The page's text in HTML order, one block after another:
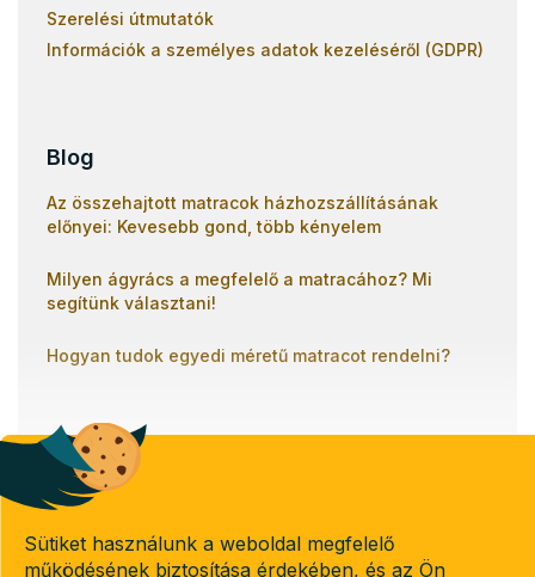
Sütiket használunk a weboldal megfelelő
működésének biztosítása érdekében, és az Ön
Szerelési útmutatók
Információk a személyes adatok kezeléséről (GDPR)
Blog
Az összehajtott matracok házhozszállításának
előnyei: Kevesebb gond, több kényelem
Milyen ágyrács a megfelelő a matracához? Mi
segítünk választani!
Hogyan tudok egyedi méretű matracot rendelni?